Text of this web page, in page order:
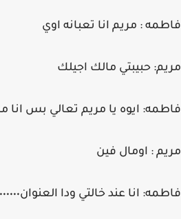
فاطمه : مريم انا تعبانه اوي
مريم: حبيبتي مالك اجيلك
فاطمه: ايوه يا مريم تعالي بس
مريم : اومال فين
فاطمه: انا عند خالتي ودا العنوان٠٠٠٠٠٠٠